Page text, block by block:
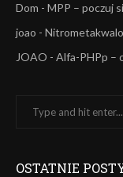
Dom - MPP – poczuj
joao -
JOAO - Alfa-PHPp –
OSTATNIE